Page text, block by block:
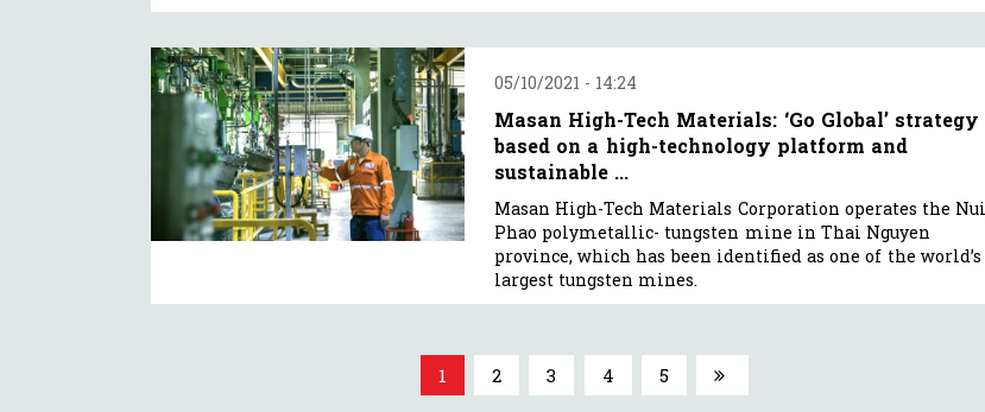
05/10/2021 - 14:24
Masan High-Tech Materials: ‘Go Global’ strategy
based on a high-technology platform and
sustainable ...
Masan High-Tech Materials Corporation operates the Nui
Phao polymetallic- tungsten mine in Thai Nguyen
province, which has been identified as one of the world’s
largest tungsten mines.
1 2 3 4 5